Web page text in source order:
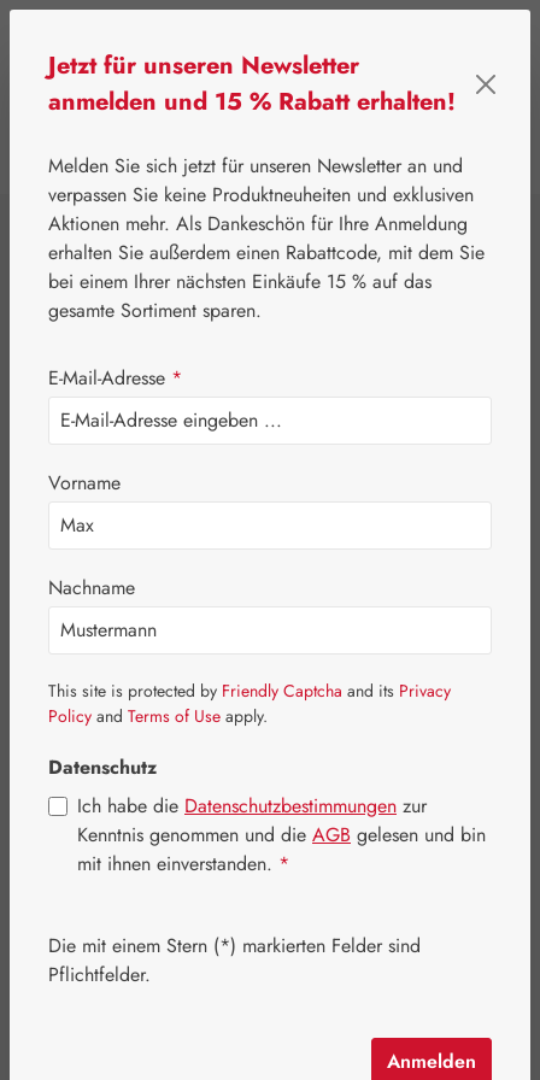
⌂ Leitner Lifecare
Blütenessenzen
Australian Bush Flowers Essences®
Lichtfrequenz
Essences
Madagascar
Essence
Bildergalerie überspringen
Jetzt für unseren Newsletter
anmelden und 15 % Rabatt erhalten!
Melden Sie sich jetzt für unseren Newsletter an und
verpassen Sie keine Produktneuheiten und exklusiven
Aktionen mehr. Als Dankeschön für Ihre Anmeldung
erhalten Sie außerdem einen Rabattcode, mit dem Sie
bei einem Ihrer nächsten Einkäufe 15 % auf das
gesamte Sortiment sparen.
E-Mail-Adresse *
Vorname
Nachname
This site is protected by Friendly Captcha and its Privacy
Policy and Terms of Use apply.
Datenschutz
Ich habe die Datenschutzbestimmungen zur
Kenntnis genommen und die AGB gelesen und bin
mit ihnen einverstanden. *
Die mit einem Stern (*) markierten Felder sind
Pflichtfelder.
Anmelden